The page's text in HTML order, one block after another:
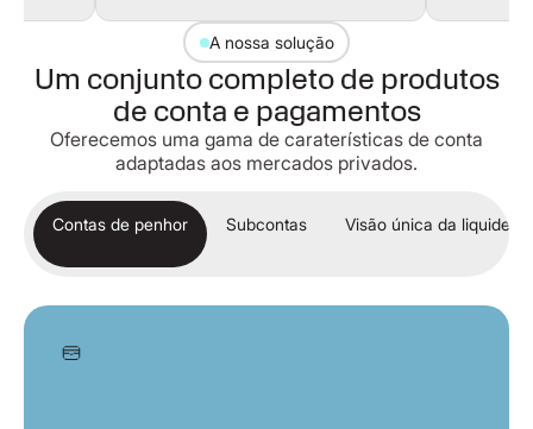
A nossa solução
Um conjunto completo de produtos
de conta e pagamentos
Oferecemos uma gama de caraterísticas de conta
adaptadas aos mercados privados.
Contas de penhor Subcontas Visão única da liquidez